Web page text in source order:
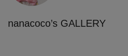
nanacoco’s GALLERY